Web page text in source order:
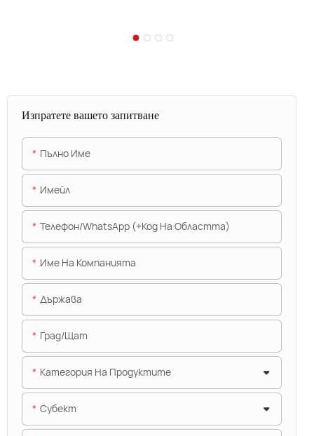
Изпратете вашето запитване
Пълно Име
Имейл
Телефон/WhatsApp (+Код На Областта)
Име На Компанията
Държава
Град/щат
Категория На Продуктите
Субект